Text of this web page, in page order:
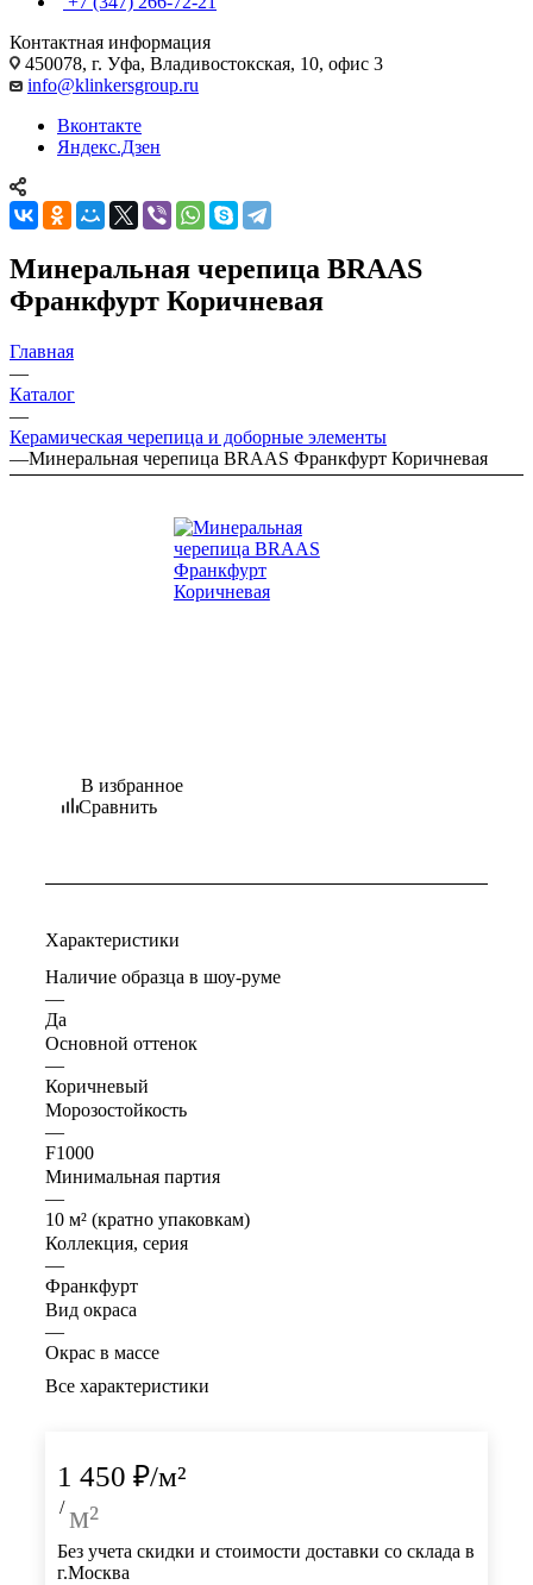
Контактная информация
450078, г. Уфа, Владивостокская, 10, офис 3
info@klinkersgroup.ru
Вконтакте
Яндекс.Дзен
Минеральная черепица BRAAS
Франкфурт Коричневая
Главная
—
Каталог
—
Керамическая черепица и доборные элементы
—Минеральная черепица BRAAS Франкфурт Коричневая
В избранное
Сравнить
Характеристики
Наличие образца в шоу-руме
—
Да
Основной оттенок
—
Коричневый
Морозостойкость
—
F1000
Минимальная партия
—
10 м² (кратно упаковкам)
Коллекция, серия
—
Франкфурт
Вид окраса
—
Окрас в массе
Все характеристики
1 450 ₽/м²
/ м²
Без учета скидки и стоимости доставки со склада в
г.Москва